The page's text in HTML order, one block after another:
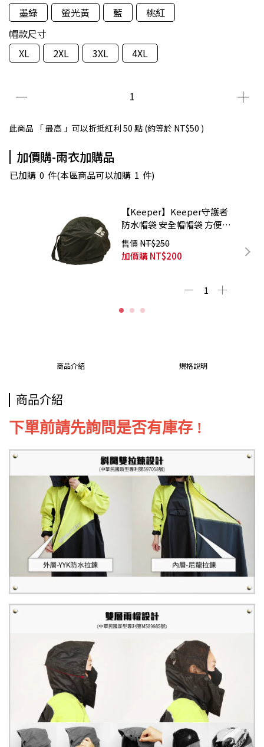
墨綠
螢光黃 藍
桃紅
帽款尺寸
XL
2XL 3XL 4XL
此商品 「 最高 」可以折抵紅利 50 點 (約等於 NT$50 )
加價購-雨衣加購品
已加購 0 件(本區商品可以加購 1 件)
【Keeper】Keeper守護者
防水帽袋 安全帽帽袋 方便攜
帶 超大容量
售價 NT$250
加價購NT$200
商品介紹 規格說明
商品介紹
下單前請先詢問是否有庫存 !